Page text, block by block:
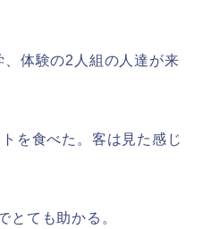
体験の2人組の人達が来
を食べた。客は見た感じ
とても助かる。